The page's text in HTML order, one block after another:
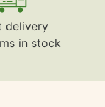
delivery
in stock